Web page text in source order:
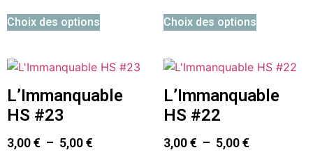
Choix des options Choix des options
L’Immanquable
HS #23
3,00€ – 5,00€
L’Immanquable
HS #22
3,00€ – 5,00€